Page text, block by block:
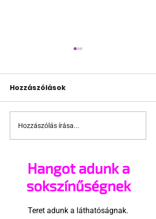
A London Trans+ Pride
szervezője nem volt
ünnepségnek nevezni
az eseményt- a BBC
ezért törölte vele az
interjút
Hozzászólások
Hozzászólás írása...
Hangot adunk a
sokszínűségnek
Teret adunk a láthatóságnak.